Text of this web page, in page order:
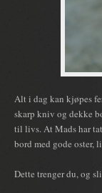
Alt i dag kan kjøpes
skarp kniv og dekke
til livs. At Mads har
bord med gode oster,
Dette trenger du, og